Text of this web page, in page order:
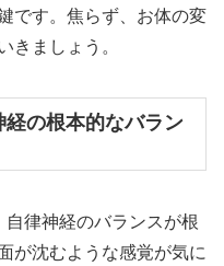
です。焦らず、お体の変
きましょう。
の根本的なバラン
律神経のバランスが根
が沈むような感覚が気に